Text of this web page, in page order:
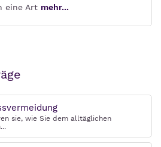
eine Art mehr...
sie, wie Sie dem alltäglichen